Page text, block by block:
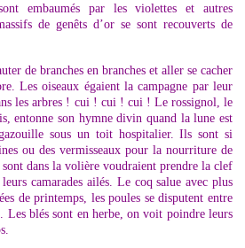
embaumés par les violettes et autres
de genêts d’or se sont recouverts de
de branches en branches et aller se cacher
Les oiseaux égaient la campagne par leur
les arbres ! cui ! cui ! cui ! Le rossignol, le
entonne son hymne divin quand la lune est
sous un toit hospitalier. Ils sont si
ou des vermisseaux pour la nourriture de
dans la volière voudraient prendre la clef
camarades ailés. Le coq salue avec plus
de printemps, les poules se disputent entre
Les blés sont en herbe, on voit poindre leurs